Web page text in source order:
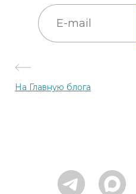
На Главную блога